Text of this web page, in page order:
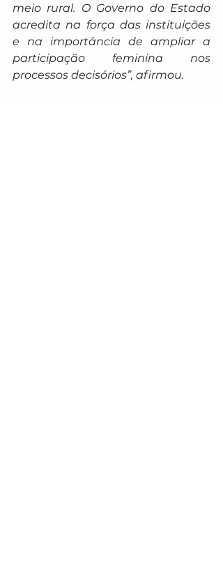
meio rural. O Governo do Estado
acredita na força das instituições
e na importância de ampliar a
participação feminina nos
processos decisórios”, afirmou.